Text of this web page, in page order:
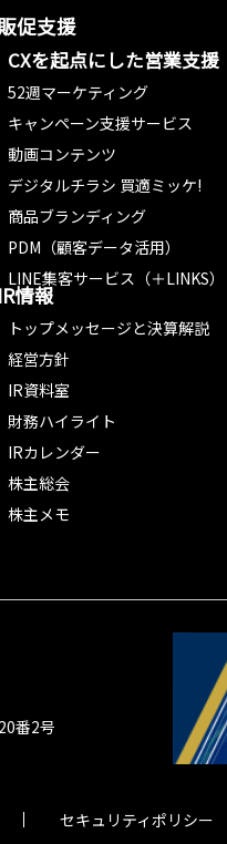
促支援
CXを起点にした営業支援
52週マーケティング
キャンペーン支援サービス
動画コンテンツ
デジタルチラシ 買適ミッケ!
商品ブランディング
PDM（顧客データ活用）
LINE集客サービス（＋LINKS）
IR情報
トップメッセージと決算解説
経営方針
IR資料室
財務ハイライト
IRカレンダー
株主総会
株主メモ
番2号
セキュリティポリシー